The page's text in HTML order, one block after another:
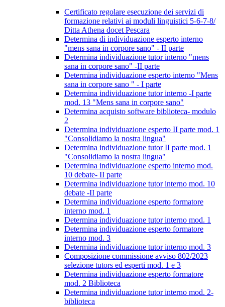
Certificato regolare esecuzione dei servizi di
formazione relativi ai moduli linguistici 5-6-7-8/
Ditta Athena docet Pescara
Determina di individuazione esperto interno
"mens sana in corpore sano" - II parte
Determina individuazione tutor interno "mens
sana in corpore sano" -II parte
Determina individuazione esperto interno "Mens
sana in corpore sano " - I parte
Determina individuazione tutor interno -I parte
mod. 13 "Mens sana in corpore sano"
Determina acquisto software biblioteca- modulo
2
Determina individuazione esperto II parte mod. 1
"Consolidiamo la nostra lingua"
Determina individuazione tutor II parte mod. 1
"Consolidiamo la nostra lingua"
Determina individuazione esperto interno mod.
10 debate- II parte
Determina individuazione tutor interno mod. 10
debate -II parte
Determina individuazione esperto formatore
interno mod. 1
Determina individuazione tutor interno mod. 1
Determina individuazione esperto formatore
interno mod. 3
Determina individuazione tutor interno mod. 3
Composizione commissione avviso 802/2023
selezione tutors ed esperti mod. 1 e 3
Determina individuazione esperto formatore
mod. 2 Biblioteca
Determina individuazione tutor interno mod. 2-
biblioteca